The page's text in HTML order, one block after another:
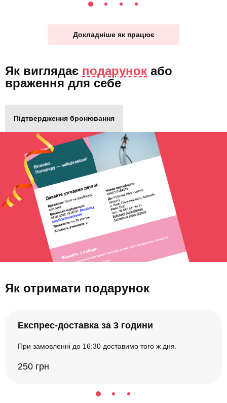
Докладніше як працює
Як виглядає подарунок або
враження для себе
Підтвердження бронювання
Як отримати подарунок
Експрес-доставка за 3 години
При замовленні до 16:30 доставимо того ж дня.
250 грн